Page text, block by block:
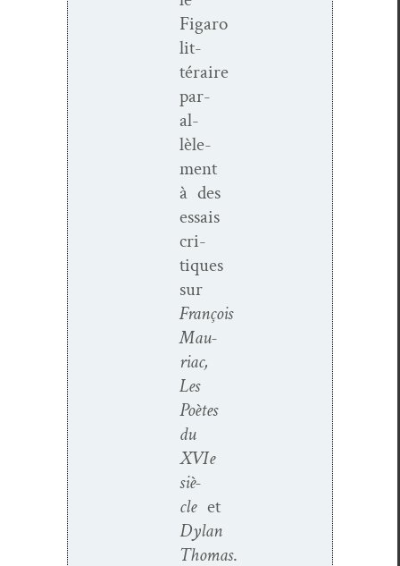
Figaro
lit­
téraire
par­
al­
lèle­
ment
à des
essais
cri­
tiques
sur
François
Mau­
ri­ac,
Les
Poètes
du
XVIe
siè­
cle et
Dylan
Thomas.